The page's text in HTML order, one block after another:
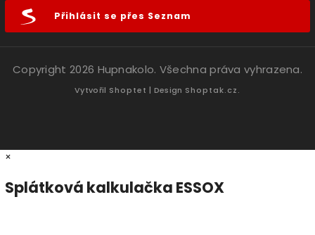
Přihlásit se přes Seznam
Copyright 2026 Hupnakolo. Všechna práva vyhrazena.
Vytvořil Shoptet | Design Shoptak.cz.
×
Splátková kalkulačka ESSOX